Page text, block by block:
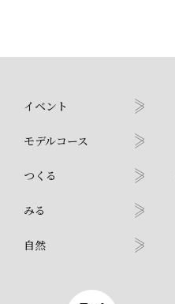
イベント
モデルコース
つくる
みる
自然